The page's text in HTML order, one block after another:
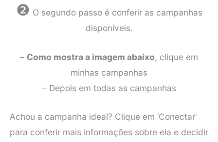
❷ O segundo passo é conferir as campanhas
disponíveis.
– Como mostra a imagem abaixo, clique em
minhas campanhas
– Depois em todas as campanhas
Achou a campanha ideal? Clique em ‘Conectar’
para conferir mais informações sobre ela e decidir